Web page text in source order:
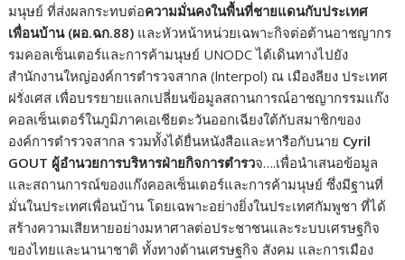
มนุษย์ ที่ส่งผลกระทบต่อความมั่นคงในพื้นที่ชายแดนกับประเทศ
เพื่อนบ้าน (ผอ.ฉก.88) และหัวหน้าหน่วยเฉพาะกิจต่อต้านอาชญากร
รมคอลเซ็นเตอร์และการค้ามนุษย์ UNODC ได้เดินทางไปยัง
สำนักงานใหญ่องค์การตำรวจสากล (lnterpol) ณ เมืองลียง ประเทศ
ฝรั่งเศส เพื่อบรรยายแลกเปลี่ยนข้อมูลสถานการณ์อาชญากรรมแก๊ง
คอลเซ็นเตอร์ในภูมิภาคเอเชียตะวันออกเฉียงใต้กับสมาชิกของ
องค์การตำรวจสากล รวมทั้งได้ยื่นหนังสือและหารือกับนาย Cyril
GOUT ผู้อำนวยการบริหารฝ่ายกิจการตำรวจ….เพื่อนำเสนอข้อมูล
และสถานการณ์ของแก๊งคอลเซ็นเตอร์และการค้ามนุษย์ ซึ่งมีฐานที่
มั่นในประเทศเพื่อนบ้าน โดยเฉพาะอย่างยิ่งในประเทศกัมพูชา ที่ได้
สร้างความเสียหายอย่างมหาศาลต่อประชาชนและระบบเศรษฐกิจ
ของไทยและนานาชาติ ทั้งทางด้านเศรษฐกิจ สังคม และการเมือง